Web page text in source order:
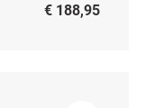
€ 188,95